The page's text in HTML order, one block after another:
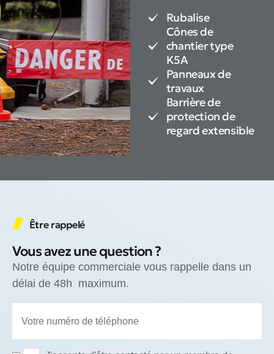
Rubalise
Cônes de
chantier type
K5A
Panneaux de
travaux
Barrière de
protection de
regard extensible
Être rappelé
Vous avez une question ?
Notre équipe commerciale vous rappelle dans un
délai de 48h maximum.